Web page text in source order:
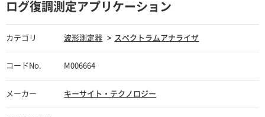
ログ復調測定アプリケーション
カテゴリ 波形測定器 スペクトラムアナライザ
コードNo. M006664
メーカー キーサイト・テクノロジー